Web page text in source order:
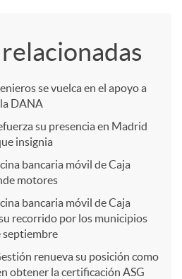
se vuelca en el apoyo a
DANA
su presencia en Madrid
insignia
bancaria móvil de Caja
motores
bancaria móvil de Caja
recorrido por los municipios
septiembre
renueva su posición como
obtener la certificación ASG